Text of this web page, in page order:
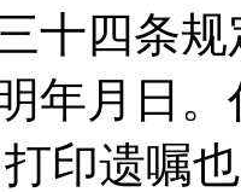
十四条
年月日
印遗嘱